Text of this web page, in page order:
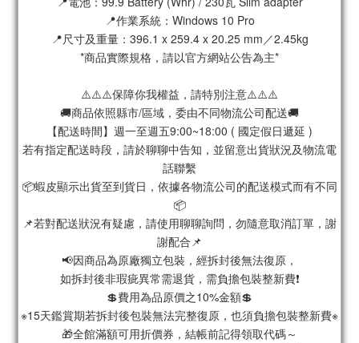
📍作業系統：Windows 10 Pro
📍尺寸及重量：396.1 x 259.4 x 20.25 mm／2.45kg
*商品實際規格，請以官方網站公告為主*
⚠️⚠️⚠️保障你我權益，請特別注意⚠️⚠️⚠️
🚚商品依照縣市/區域，委由不同物流公司配送🚚
【配送時間】週一至週五9:00~18:00 ( 國定假日遞延 )
若有指定配送時段，請於聊聊中告知，並留意出貨狀況及物流電
話聯繫
📦蝦皮顯示出貨至到貨日，依據各物流公司的配送模式而有不同
📦
📌若對配送狀況有疑慮，請使用聊聊詢問，勿隨意取消訂單，謝
謝配合📌
📢因商品為原廠獨立包裝，經拆封後無法復原，
如拆封後非瑕疵異常需退貨，需負擔包裝整新費❗️
💲費用為品原價之10%金額💲
※15天鑑賞期若拆封後包裝無法完整復原，也須負擔包裝整新費※
🎁全館滿額可用折價券，結帳前記得領取代碼～